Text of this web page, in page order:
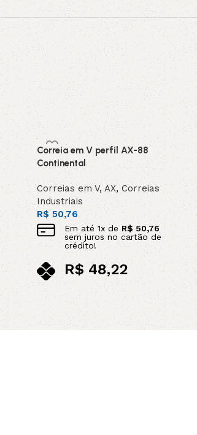
Correia em V perfil AX-88
Continental
Correias em V, AX, Correias
Industriais
R$ 50,76
Em até1x de R$ 50,76
sem juros no cartão de
crédito!
R$48,22
no pix
Adicionar ao carrinho